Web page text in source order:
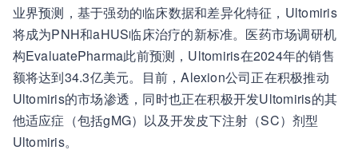
业界预测，基于强劲的临床数据和差异化特征，Ultomiris
将成为PNH和aHUS临床治疗的新标准。医药市场调研机
构EvaluatePharma此前预测，Ultomiris在2024年的销售
额将达到34.3亿美元。目前，Alexion公司正在积极推动
Ultomiris的市场渗透，同时也正在积极开发Ultomiris的其
他适应症（包括gMG）以及开发皮下注射（SC）剂型
Ultomiris。